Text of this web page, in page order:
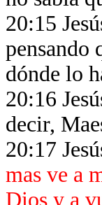
20:15
pensando
dónde lo
20:16
decir,
20:17
mas ve a
Dios y a